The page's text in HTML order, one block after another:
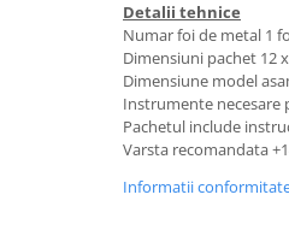
Detalii tehnice
Numar foi de metal 1
Dimensiuni pachet 12
Dimensiune model
Instrumente
Pachetul include
Varsta recomandata
Informatii